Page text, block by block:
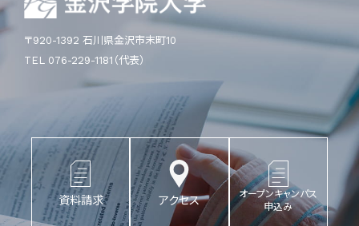
〒920-1392 石川県金沢市末町10
TEL 076-229-1181（代表）
資料請求 アクセス
オープンキャンパス
申込み